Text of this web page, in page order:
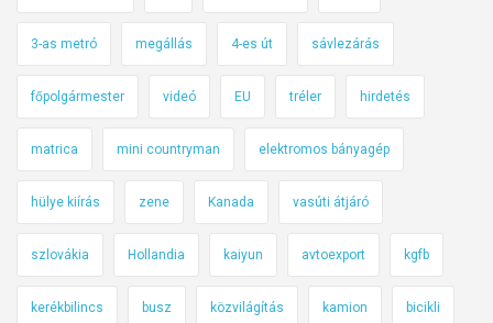
3-as metró megállás 4-es út sávlezárás
főpolgármester videó EU tréler hirdetés
matrica mini countryman elektromos bányagép
hülye kiírás zene Kanada vasúti átjáró
szlovákia Hollandia kaiyun avtoexport kgfb
kerékbilincs busz közvilágítás kamion bicikli